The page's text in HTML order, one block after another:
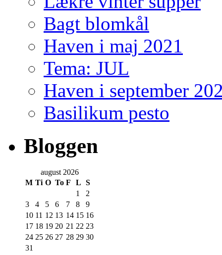
Bagt blomkål
Haven i maj 2021
Tema: JUL
Haven i september
Basilikum pesto
Bloggen
august 2026
M Ti O To F L S
1
2
3
4 5 6 7 8
9
10 11 12 13 14 15 16
17 18 19 20 21 22 23
24 25 26 27 28 29 30
31